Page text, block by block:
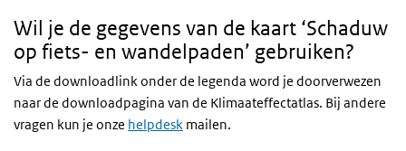
Wil je de gegevens van de kaart ‘Schaduw
op fiets- en wandelpaden’ gebruiken?
Via de downloadlink onder de legenda word je doorverwezen
naar de downloadpagina van de Klimaateffectatlas. Bij andere
vragen kun je onze helpdesk mailen.